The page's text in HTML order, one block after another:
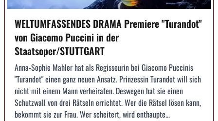
WELTUMFASSENDES DRAMA Premiere "Turandot"
von Giacomo Puccini in der
Staatsoper/STUTTGART
Anna-Sophie Mahler hat als Regisseurin bei Giacomo Puccinis
"Turandot" einen ganz neuen Ansatz. Prinzessin Turandot will sich
nicht mit einem Mann verheiraten. Deswegen hat sie einen
Schutzwall von drei Rätseln errichtet. Wer die Rätsel lösen kann,
bekommt sie zur Frau. Wer scheitert, wird enthaupte...